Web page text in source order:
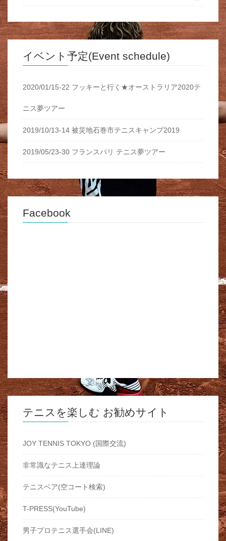
イベント予定(Event schedule)
2020/01/15-22 フッキーと行く★オーストラリア2020テ
ニス夢ツアー
2019/10/13-14 被災地石巻市テニスキャンプ2019
2019/05/23-30 フランスパリ テニス夢ツアー
Facebook
テニスを楽しむ お勧めサイト
JOY TENNIS TOKYO (国際交流)
非常識なテニス上達理論
テニスベア(空コート検索)
T-PRESS(YouTube)
男子プロテニス選手会(LINE)